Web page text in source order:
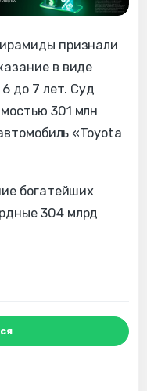
признали
в виде
до 7 лет. Суд
301 млн
«Toyota
богатейших
304 млрд